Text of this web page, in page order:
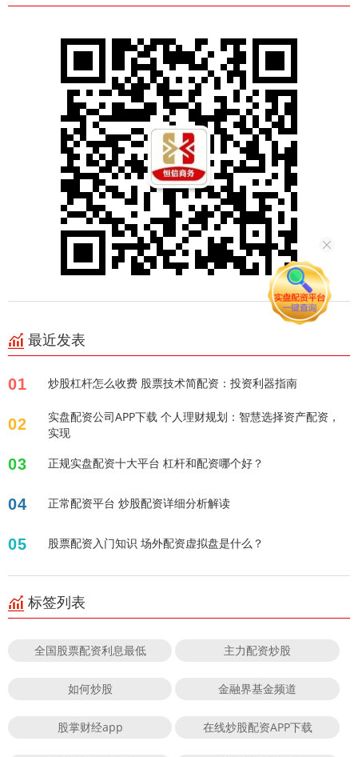
最近发表
01 炒股杠杆怎么收费 股票技术简配资：投资利器指南
02
实盘配资公司APP下载 个人理财规划：智慧选择资产配资，
实现
03 正规实盘配资十大平台 杠杆和配资哪个好？
04 正常配资平台 炒股配资详细分析解读
05 股票配资入门知识 场外配资虚拟盘是什么？
标签列表
全国股票配资利息最低 主力配资炒股
如何炒股 金融界基金频道
股掌财经app 在线炒股配资APP下载